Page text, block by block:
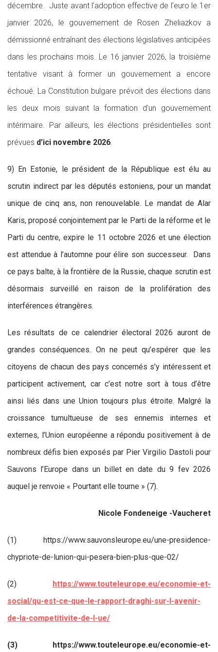
décembre. Juste avant l’adoption effective de l’euro le 1er
janvier 2026, le gouvernement de Rosen Zheliazkov a
démissionné entraînant des élections législatives anticipées
dans les prochains mois. Le 16 janvier 2026, la troisième
tentative visant à former un gouvernement a encore
échoué. La Constitution bulgare prévoit des élections dans
les deux mois suivant la formation d’un gouvernement
intérimaire. Par ailleurs, les élections présidentielles sont
prévues d’ici novembre 2026
9) En Estonie, le président de la République est élu au
scrutin indirect par les députés estoniens, pour un mandat
unique de cinq ans, non renouvelable. Le mandat de Alar
Karis, proposé conjointement par le Parti de la réforme et le
Parti du centre, expire le 11 octobre 2026 et une élection
est attendue à l’automne pour élire son successeur. Dans
ce pays balte, à la frontière de la Russie, chaque scrutin est
désormais surveillé en raison de la prolifération des
interférences étrangères.
Les résultats de ce calendrier électoral 2026 auront de
grandes conséquences. On ne peut qu’espérer que les
citoyens de chacun des pays concernés s’y intéressent et
participent activement, car c’est notre sort à tous d’être
ainsi liés dans une Union toujours plus étroite. Malgré la
croissance tumultueuse de ses ennemis internes et
externes, l’Union européenne a répondu positivement à de
nombreux défis bien exposés par Pier Virgilio Dastoli pour
Sauvons l’Europe dans un billet en date du 9 fev 2026
auquel je renvoie « Pourtant elle tourne » (7).
Nicole Fondeneige -Vaucheret
(1) https://www.sauvonsleurope.eu/une-presidence-
chypriote-de-lunion-qui-pesera-bien-plus-que-02/
(2) https://www.touteleurope.eu/economie-et-
social/qu-est-ce-que-le-rapport-draghi-sur-l-avenir-
de-la-competitivite-de-l-ue/
(3) https://www.touteleurope.eu/economie-et-